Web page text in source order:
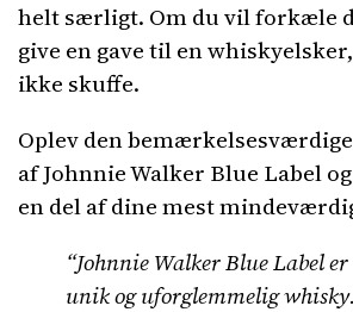
helt særligt. Om du vil forkæle
give en gave til en
ikke skuffe.
Oplev den
af Johnnie Walker Blue Label
en del af dine mest
“Johnnie Walker Blue Label
unik og uforglemmelig